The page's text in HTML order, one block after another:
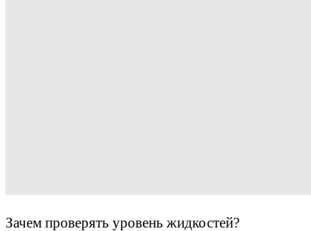
Зачем проверять уровень жидкостей?